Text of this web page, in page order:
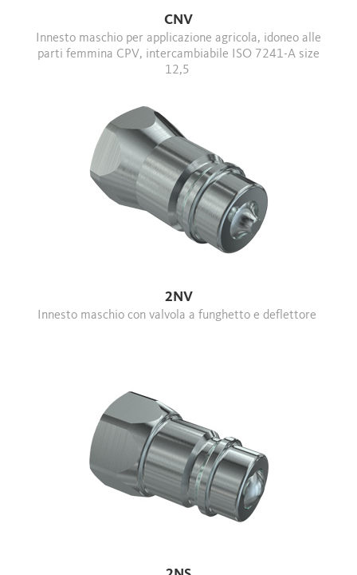
CNV
parti femmina CPV, intercambiabile ISO 7241-A size
12,5
2NV
Innesto maschio con valvola a funghetto e deflettore